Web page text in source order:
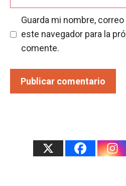
Guarda mi nombre,
este navegador para la
comente.